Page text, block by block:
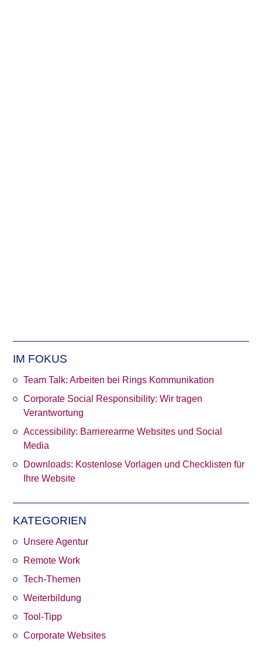
IM FOKUS
Team Talk: Arbeiten bei Rings Kommunikation
Corporate Social Responsibility: Wir tragen
Verantwortung
Accessibility: Barrierearme Websites und Social
Media
Downloads: Kostenlose Vorlagen und Checklisten für
Ihre Website
KATEGORIEN
Unsere Agentur
Remote Work
Tech-Themen
Weiterbildung
Tool-Tipp
Corporate Websites